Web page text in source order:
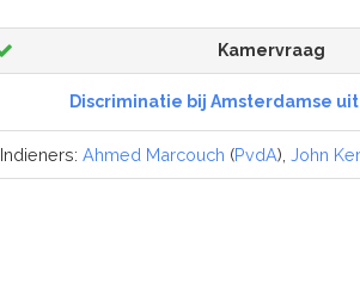
Kamervraag
Discriminatie bij Amsterdamse
Indieners: Ahmed Marcouch (PvdA), John